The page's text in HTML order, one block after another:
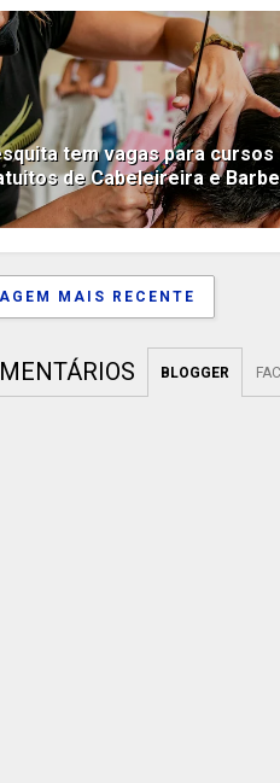
tem vagas para cursos
de Cabeleireira e
MAIS RECENTE
BLOGGER